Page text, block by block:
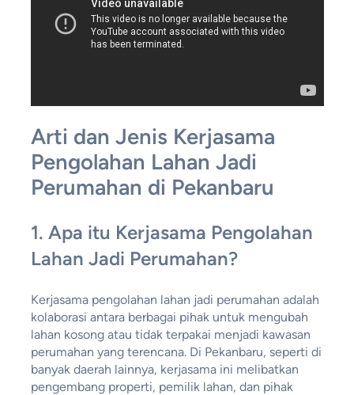
Arti dan Jenis Kerjasama
Pengolahan Lahan Jadi
Perumahan di Pekanbaru
1. Apa itu Kerjasama Pengolahan
Lahan Jadi Perumahan?
Kerjasama pengolahan lahan jadi perumahan adalah
kolaborasi antara berbagai pihak untuk mengubah
lahan kosong atau tidak terpakai menjadi kawasan
perumahan yang terencana. Di Pekanbaru, seperti di
banyak daerah lainnya, kerjasama ini melibatkan
pengembang properti, pemilik lahan, dan pihak